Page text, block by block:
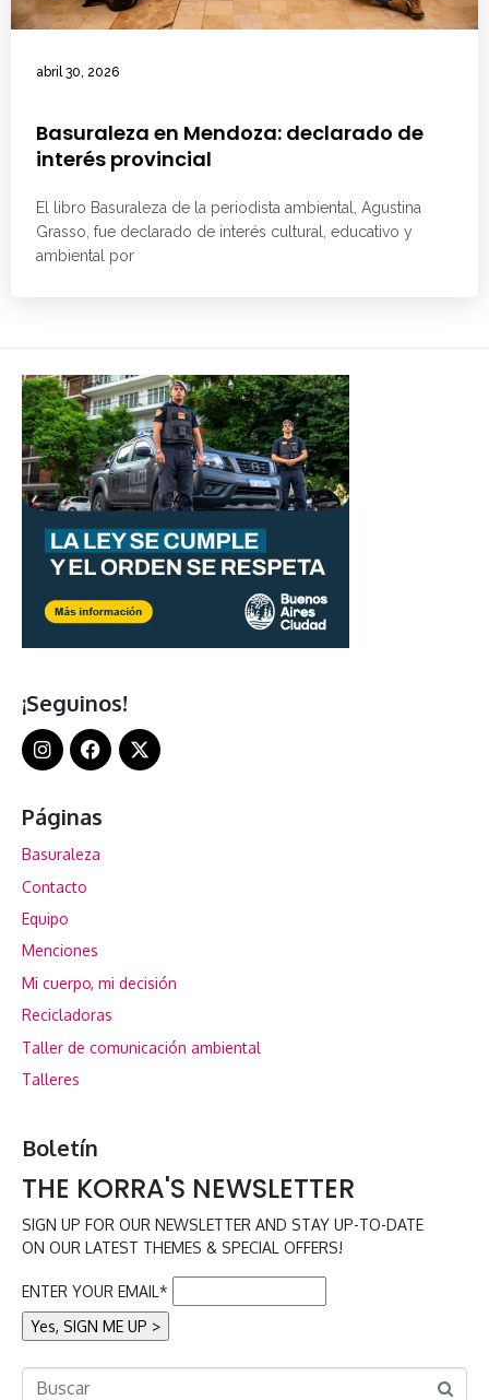
abril 30, 2026
Basuraleza en Mendoza: declarado de
interés provincial
El libro Basuraleza de la periodista ambiental, Agustina
Grasso, fue declarado de interés cultural, educativo y
ambiental por
¡Seguinos!
Páginas
Basuraleza
Contacto
Equipo
Menciones
Mi cuerpo, mi decisión
Recicladoras
Taller de comunicación ambiental
Talleres
Boletín
THE KORRA'S NEWSLETTER
SIGN UP FOR OUR NEWSLETTER AND STAY UP-TO-DATE
ON OUR LATEST THEMES & SPECIAL OFFERS!
ENTER YOUR EMAIL*